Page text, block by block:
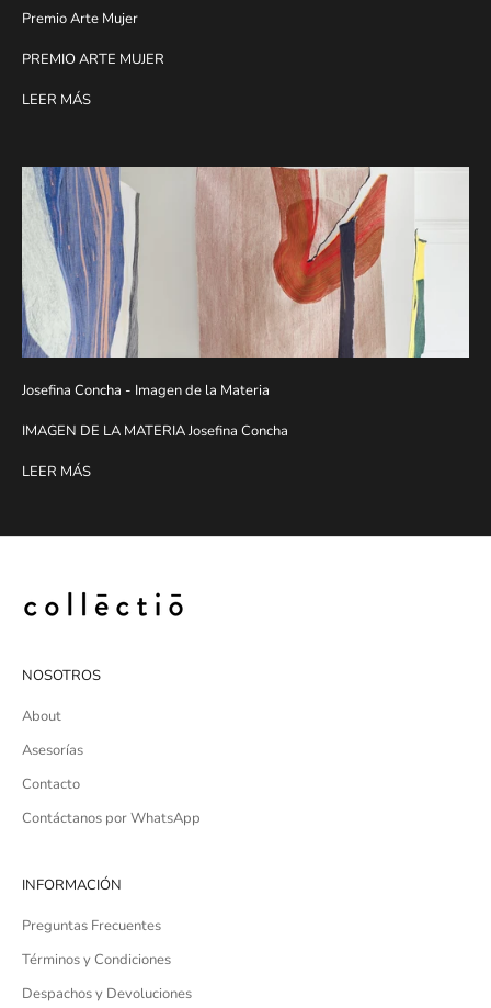
Premio Arte Mujer
PREMIO ARTE MUJER
LEER MÁS
Josefina Concha - Imagen de la Materia
IMAGEN DE LA MATERIA Josefina Concha
LEER MÁS
NOSOTROS
About
Asesorías
Contacto
Contáctanos por WhatsApp
INFORMACIÓN
Preguntas Frecuentes
Términos y Condiciones
Despachos y Devoluciones